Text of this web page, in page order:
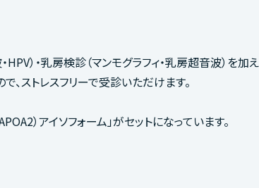
）・乳房検診（マンモグラフィ・乳房超音波）を加
ストレスフリーで受診いただけます。
）アイソフォーム」がセットになっています。